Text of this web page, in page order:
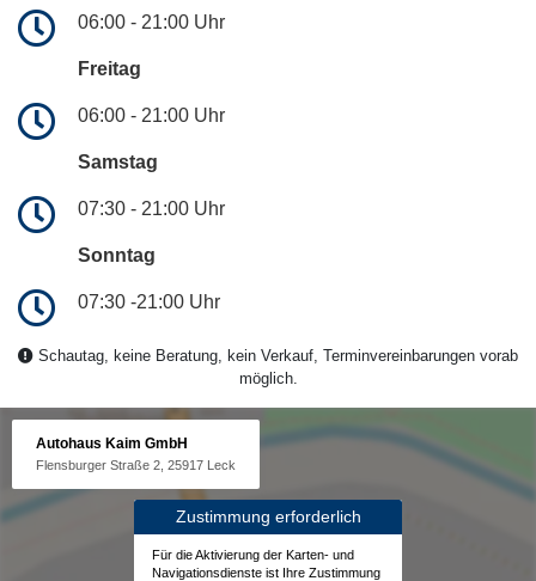
06:00 - 21:00 Uhr
Freitag
06:00 - 21:00 Uhr
Samstag
07:30 - 21:00 Uhr
Sonntag
07:30 -21:00 Uhr
Schautag, keine Beratung, kein Verkauf, Terminvereinbarungen vorab
möglich.
Autohaus Kaim GmbH
Flensburger Straße 2, 25917 Leck
Zustimmung erforderlich
Für die Aktivierung der Karten- und
Navigationsdienste ist Ihre Zustimmung